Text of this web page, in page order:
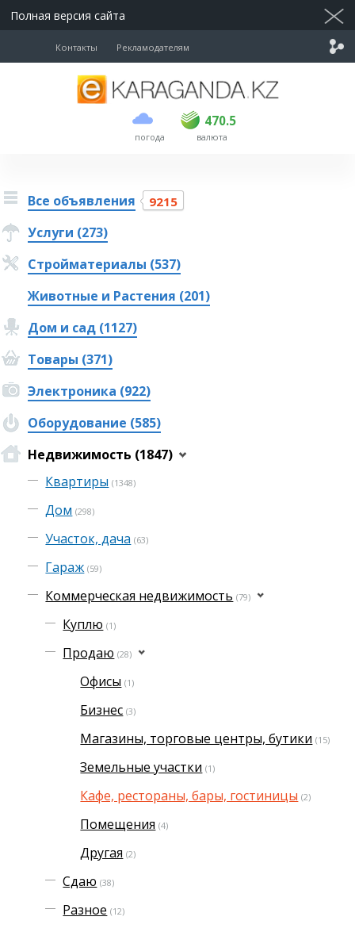
Полная версия сайта
Контакты Рекламодателям
погода
470.5
покупка продажа
USD 468.5 470.5
EUR валюта
Все объявления 9215
Услуги (273)
Стройматериалы (537)
Животные и Растения (201)
Дом и сад (1127)
Товары (371)
Электроника (922)
Оборудование (585)
Недвижимость (1847)
Квартиры (1348)
Дом (298)
Участок, дача (63)
Гараж (59)
Коммерческая недвижимость (79)
Куплю (1)
Продаю (28)
Офисы (1)
Бизнес (3)
Магазины, торговые центры, бутики (15)
Земельные участки (1)
Кафе, рестораны, бары, гостиницы (2)
Помещения (4)
Другая (2)
Сдаю (38)
Разное (12)